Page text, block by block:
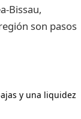
Bissau,
son pasos
y una liquidez